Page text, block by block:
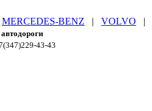
MERCEDES-BENZ | VOLVO |
43-43